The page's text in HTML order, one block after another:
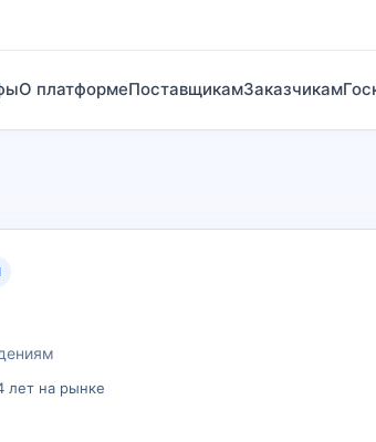
О платформеПоставщикамЗаказчикам
лет на рынке